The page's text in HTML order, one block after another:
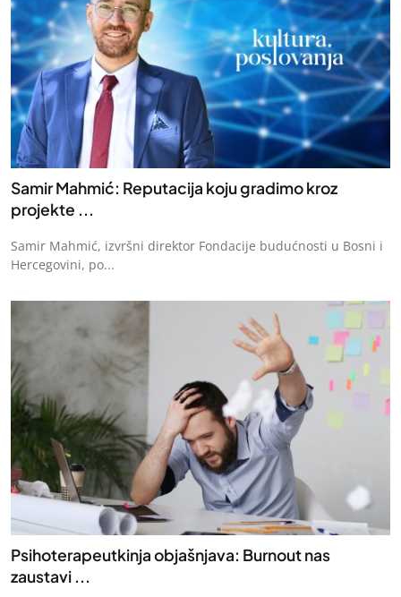
Samir Mahmić: Reputacija koju gradimo kroz
projekte ...
Samir Mahmić, izvršni direktor Fondacije budućnosti u Bosni i
Hercegovini, po...
Psihoterapeutkinja objašnjava: Burnout nas
zaustavi ...